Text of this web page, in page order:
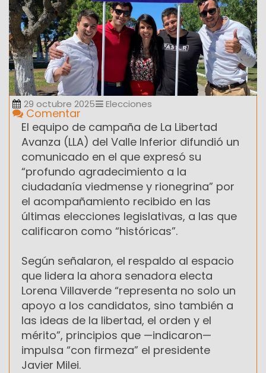
29 octubre 2025 Elecciones
Comentar
El equipo de campaña de La Libertad
Avanza (LLA) del Valle Inferior difundió un
comunicado en el que expresó su
“profundo agradecimiento a la
ciudadanía viedmense y rionegrina” por
el acompañamiento recibido en las
últimas elecciones legislativas, a las que
calificaron como “históricas”.
Según señalaron, el respaldo al espacio
que lidera la ahora senadora electa
Lorena Villaverde “representa no solo un
apoyo a los candidatos, sino también a
las ideas de la libertad, el orden y el
mérito”, principios que —indicaron—
impulsa “con firmeza” el presidente
Javier Milei.